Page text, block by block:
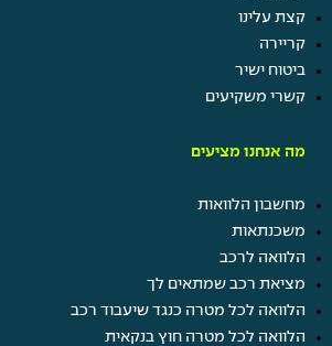
קצת עלינו
קריירה
ביטוח ישיר
קשרי משקיעים
מה אנחנו מציעים
מחשבון הלוואות
משכנתאות
הלוואה לרכב
מציאת רכב שמתאים לך
הלוואה לכל מטרה כנגד שיעבוד רכב
הלוואה לכל מטרה חוץ בנקאית